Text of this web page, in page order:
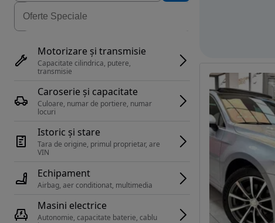
Motorizare și transmisie
Capacitate cilindrica, putere,
transmisie
Caroserie și capacitate
Culoare, numar de portiere, numar
locuri
Istoric și stare
Tara de origine, primul proprietar, are
Echipament
Airbag, aer conditionat, multimedia
Masini electrice
Autonomie, capacitate baterie, cablu